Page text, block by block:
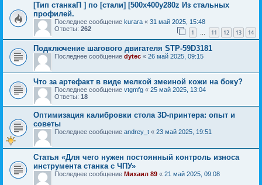
[Тип станкаП ] по [стали] [500х400у280z Из стальных
профилей.
Последнее сообщение kurara « 31 май 2025, 15:48
Ответы: 262 1 … 11 12 13 14
Подключение шагового двигателя STP-59D3181
Последнее сообщение dytec « 26 май 2025, 09:15
Что за артефакт в виде мелкой змеиной кожи на боку?
Последнее сообщение vtgmfg « 25 май 2025, 13:04
Ответы: 18
Оптимизация калибровки стола 3D-принтера: опыт и
советы
Последнее сообщение andrey_t « 23 май 2025, 19:51
Статья «Для чего нужен постоянный контроль износа
инструмента станка с ЧПУ»
Последнее сообщение Михаил 89 « 21 май 2025, 09:08